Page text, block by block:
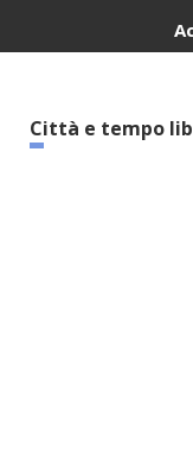
Città e tempo